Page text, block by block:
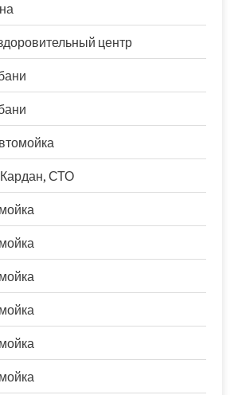
центр
СТО